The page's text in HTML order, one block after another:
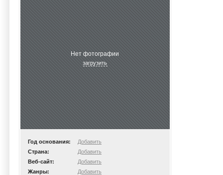
Нет фотографии
загрузить
Год основания:
Добавить
Страна:
Добавить
Веб-сайт:
Добавить
Жанры:
Добавить